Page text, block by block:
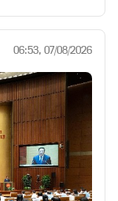
06:53, 07/08/2026